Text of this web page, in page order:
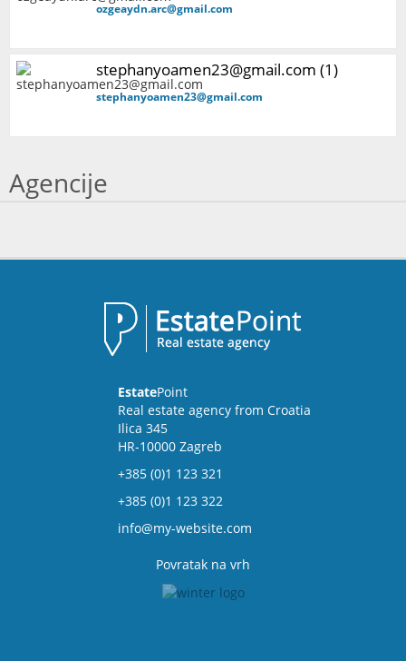
ozgeaydn.arc@gmail.com
stephanyoamen23@gmail.com (1)
stephanyoamen23@gmail.com
Agencije
EstatePoint
Real estate agency from Croatia
Ilica 345
HR-10000 Zagreb
+385 (0)1 123 321
+385 (0)1 123 322
info@my-website.com
Povratak na vrh